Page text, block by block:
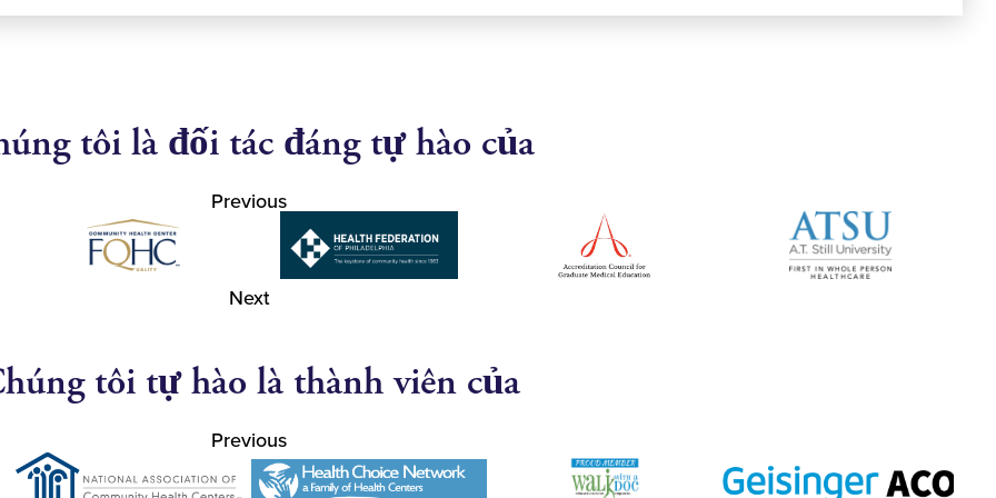
tôi là đối tác đáng tự hào của
Previous
Next
tôi tự hào là thành viên của
Previous